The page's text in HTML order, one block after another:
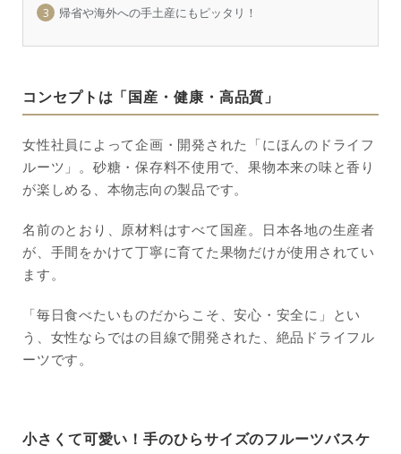
3
帰省や海外への手土産にもピッタリ！
コンセプトは「国産・健康・高品質」
女性社員によって企画・開発された「にほんのドライフ
ルーツ」。砂糖・保存料不使用で、果物本来の味と香り
が楽しめる、本物志向の製品です。
名前のとおり、原材料はすべて国産。日本各地の生産者
が、手間をかけて丁寧に育てた果物だけが使用されてい
ます。
「毎日食べたいものだからこそ、安心・安全に」とい
う、女性ならではの目線で開発された、絶品ドライフル
ーツです。
小さくて可愛い！手のひらサイズのフルーツバスケ